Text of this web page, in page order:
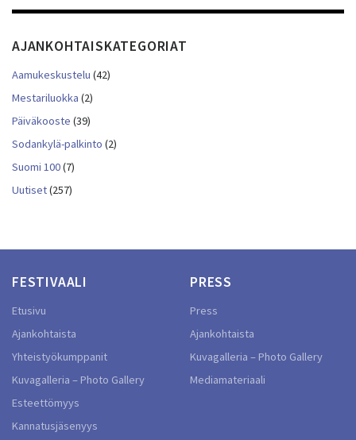
AJANKOHTAISKATEGORIAT
Aamukeskustelu (42)
Mestariluokka (2)
Päiväkooste (39)
Sodankylä-palkinto (2)
Suomi 100(7)
Uutiset(257)
FESTIVAALI
Etusivu
Ajankohtaista
Yhteistyökumppanit
Kuvagalleria – Photo Gallery
Esteettömyys
Kannatusjäsenyys
PRESS
Press
Ajankohtaista
Kuvagalleria – Photo Gallery
Mediamateriaali